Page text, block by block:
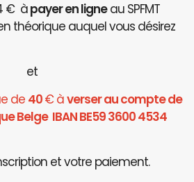
€ àpayer en ligneau SPFMT
théorique auquel vous désirez
de 40€ àverser au compte de
Belge IBAN BE59 3600 4534
et votre paiement.